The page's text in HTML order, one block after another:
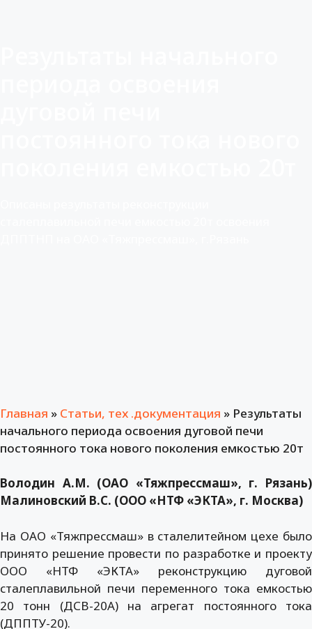
Главная » Статьи, тех .документация » Результаты
начального периода освоения дуговой печи
постоянного тока нового поколения емкостью 20т
Володин А.М. (ОАО «Тяжпрессмаш», г. Рязань)
Малиновский В.С. (ООО «НТФ «ЭКТА», г. Москва)
На ОАО «Тяжпрессмаш» в сталелитейном цехе было
принято решение провести по разработке и проекту
ООО «НТФ «ЭКТА» реконструкцию дуговой
сталеплавильной печи переменного тока емкостью
20 тонн (ДСВ-20А) на агрегат постоянного тока
(ДППТУ-20).